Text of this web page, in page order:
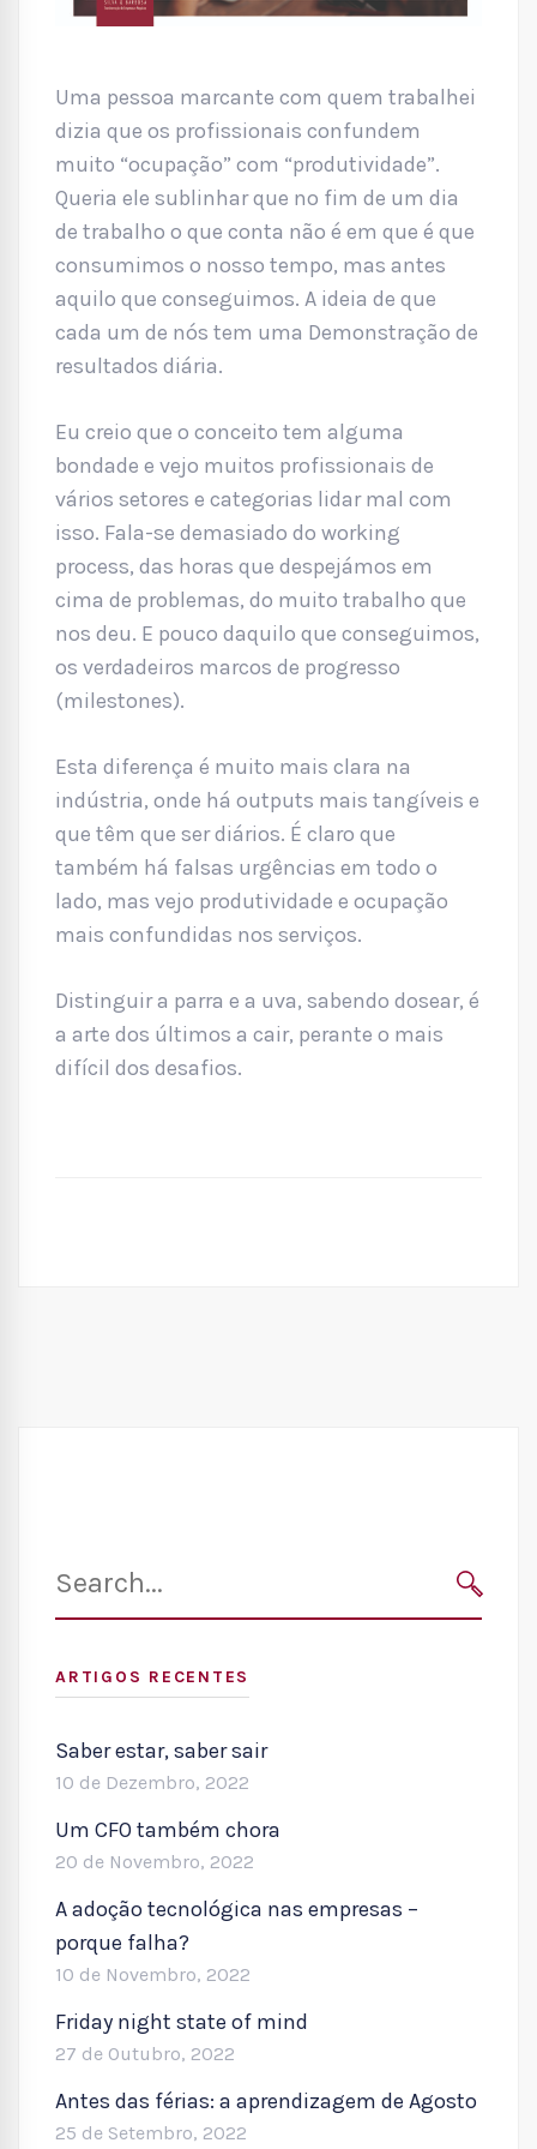
Uma pessoa marcante com quem trabalhei
dizia que os profissionais confundem
muito “ocupação” com “produtividade”.
Queria ele sublinhar que no fim de um dia
de trabalho o que conta não é em que é que
consumimos o nosso tempo, mas antes
aquilo que conseguimos. A ideia de que
cada um de nós tem uma Demonstração de
resultados diária.
Eu creio que o conceito tem alguma
bondade e vejo muitos profissionais de
vários setores e categorias lidar mal com
isso. Fala-se demasiado do working
process, das horas que despejámos em
cima de problemas, do muito trabalho que
nos deu. E pouco daquilo que conseguimos,
os verdadeiros marcos de progresso
(milestones).
Esta diferença é muito mais clara na
indústria, onde há outputs mais tangíveis e
que têm que ser diários. É claro que
também há falsas urgências em todo o
lado, mas vejo produtividade e ocupação
mais confundidas nos serviços.
Distinguir a parra e a uva, sabendo dosear, é
a arte dos últimos a cair, perante o mais
difícil dos desafios.
for:
ARTIGOS RECENTES
Saber estar, saber sair
10 de Dezembro, 2022
Um CFO também chora
20 de Novembro, 2022
A adoção tecnológica nas empresas –
porque falha?
10 de Novembro, 2022
Friday night state of mind
27 de Outubro, 2022
Antes das férias: a aprendizagem de Agosto
25 de Setembro, 2022